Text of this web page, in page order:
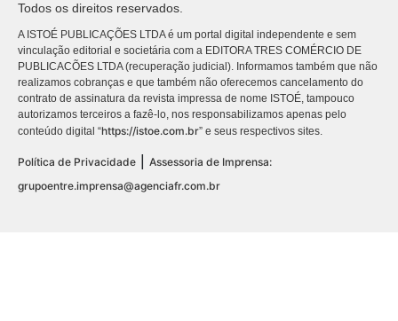
Todos os direitos reservados.
A ISTOÉ PUBLICAÇÕES LTDA é um portal digital independente e sem
vinculação editorial e societária com a EDITORA TRES COMÉRCIO DE
PUBLICACÕES LTDA (recuperação judicial). Informamos também que não
realizamos cobranças e que também não oferecemos cancelamento do
contrato de assinatura da revista impressa de nome ISTOÉ, tampouco
autorizamos terceiros a fazê-lo, nos responsabilizamos apenas pelo
conteúdo digital “https://istoe.com.br” e seus respectivos sites.
Política de Privacidade
Assessoria de Imprensa:
grupoentre.imprensa@agenciafr.com.br